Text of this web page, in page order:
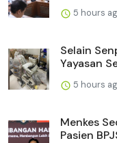
5 hours
Selain
Yayasan
5 hours
Menkes
Pasien